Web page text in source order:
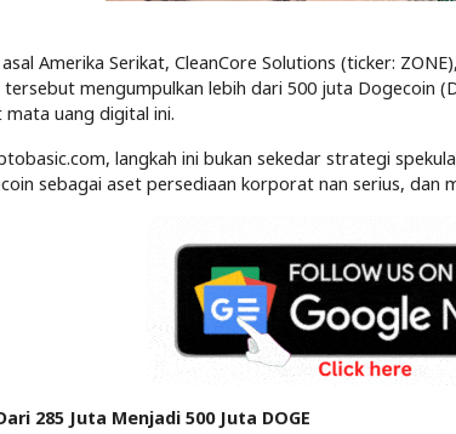
Amerika Serikat, CleanCore Solutions (ticker:
mengumpulkan lebih dari 500 juta Dogecoin
mata uang digital ini.
langkah ini bukan sekedar strategi
sebagai aset persediaan korporat nan serius, dan
285 Juta Menjadi 500 Juta DOGE